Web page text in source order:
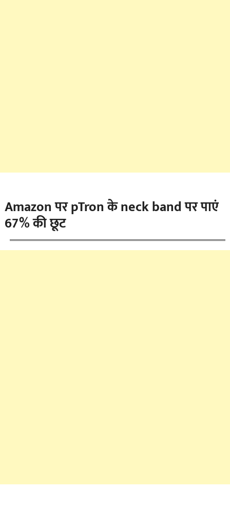
Amazon परpTron के neck band पर पाएं
67% की छूट